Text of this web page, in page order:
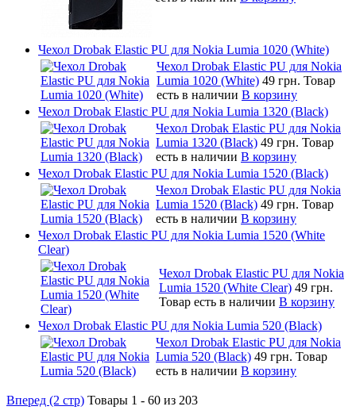
Чехол Drobak Elastic PU для Nokia Lumia 1020 (White)
Чехол Drobak Elastic PU для Nokia
Lumia 1020 (White) 49 грн. Товар
есть в наличии В корзину
Чехол Drobak Elastic PU для Nokia Lumia 1320 (Black)
Чехол Drobak Elastic PU для Nokia
Lumia 1320 (Black) 49 грн. Товар
есть в наличии В корзину
Чехол Drobak Elastic PU для Nokia Lumia 1520 (Black)
Чехол Drobak Elastic PU для Nokia
Lumia 1520 (Black) 49 грн. Товар
есть в наличии В корзину
Чехол Drobak Elastic PU для Nokia Lumia 1520 (White
Clear)
Чехол Drobak Elastic PU для Nokia
Lumia 1520 (White Clear) 49 грн.
Товар есть в наличии В корзину
Чехол Drobak Elastic PU для Nokia Lumia 520 (Black)
Чехол Drobak Elastic PU для Nokia
Lumia 520 (Black) 49 грн. Товар
есть в наличии В корзину
Вперед (2 стр) Товары 1 - 60 из 203